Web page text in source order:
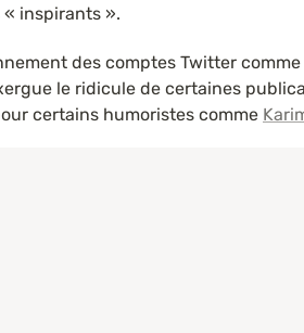
inspirants ».
des comptes Twitter comme
le ridicule de certaines
certains humoristes comme